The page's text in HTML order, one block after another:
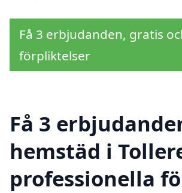
Få 3 erbjudanden, gratis
förpliktelser
Få 3
hemstäd i
professionella